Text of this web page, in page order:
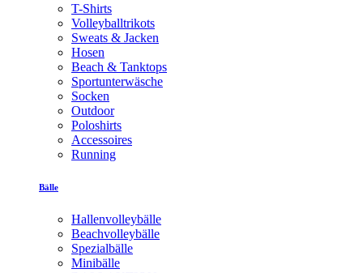
T-Shirts
Volleyballtrikots
Sweats & Jacken
Hosen
Beach & Tanktops
Sportunterwäsche
Socken
Outdoor
Poloshirts
Accessoires
Running
Bälle
Hallenvolleybälle
Beachvolleybälle
Spezialbälle
Minibälle